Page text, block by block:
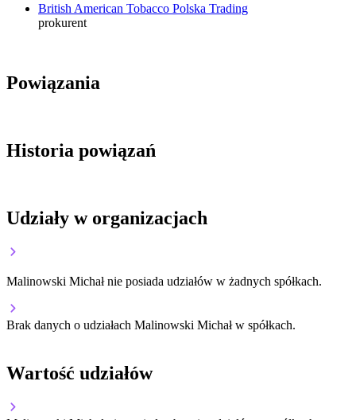
British American Tobacco Polska Trading
prokurent
Powiązania
Historia powiązań
Udziały w organizacjach
Malinowski Michał nie posiada udziałów w żadnych spółkach.
Brak danych o udziałach Malinowski Michał w spółkach.
Wartość udziałów